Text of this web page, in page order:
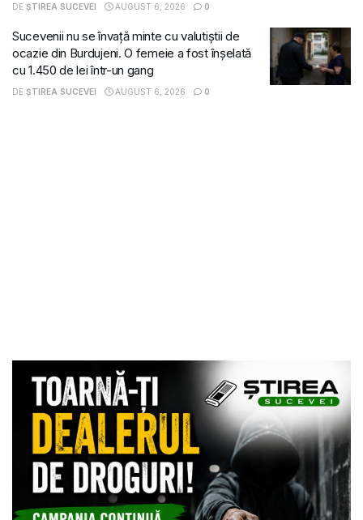
DE ȘTIREA SUCEVEI AUGUST 6, 2026 0
Sucevenii nu se învață minte cu valutiștii de
ocazie din Burdujeni. O femeie a fost înșelată
cu 1.450 de lei într-un gang
DE ȘTIREA SUCEVEI AUGUST 6, 2026 0